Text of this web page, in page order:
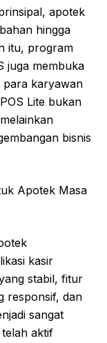
apotek
hingga
itu, program
juga membuka
para karyawan
Lite bukan
bisnis
Apotek Masa
kasir
stabil, fitur
responsif, dan
sangat
aktif